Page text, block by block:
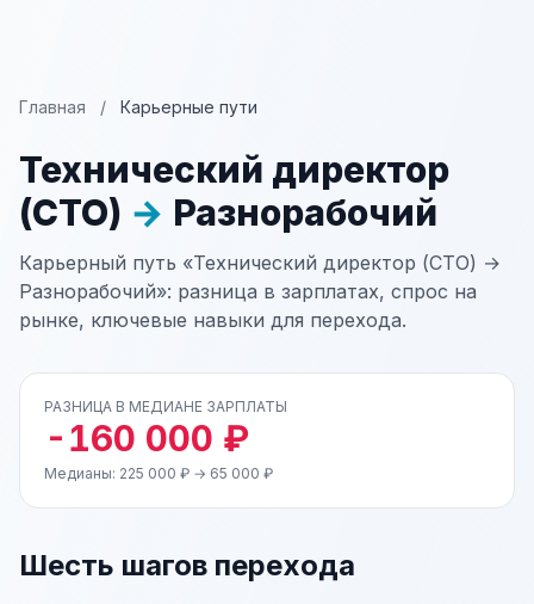
Главная / Карьерные пути
Технический директор
(CTO) → Разнорабочий
Карьерный путь «Технический директор (CTO) →
Разнорабочий»: разница в зарплатах, спрос на
рынке, ключевые навыки для перехода.
РАЗНИЦА В МЕДИАНЕ ЗАРПЛАТЫ
-160 000 ₽
Медианы: 225 000 ₽ → 65 000 ₽
Шесть шагов перехода